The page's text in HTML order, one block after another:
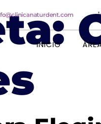
INICIO